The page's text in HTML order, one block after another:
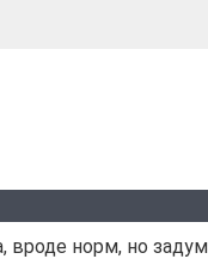
вроде норм, но